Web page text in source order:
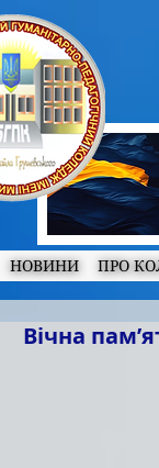
НОВИНИ ПРО
Вічна